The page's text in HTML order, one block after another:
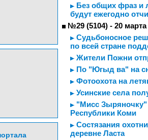
Без общих фраз и
будут ежегодно
№29 (5104) - 20 марта
Судьбоносное
по всей стране
Жители Пожни
По "Югыд ва" на
Фотоохота на
Усинские села
"Мисс Зыряночку"
Республики Коми
Состязания
деревне Ласта